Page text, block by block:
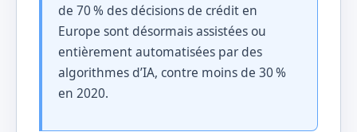
de 70 % des décisions de crédit en
Europe sont désormais assistées ou
entièrement automatisées par des
algorithmes d’IA, contre moins de 30 %
en 2020.